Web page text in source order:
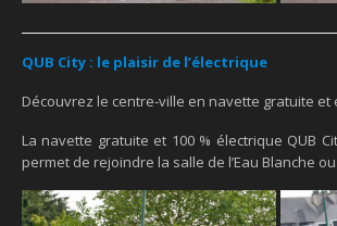
QUB City : le plaisir de l’électrique
Découvrez le centre-ville en navette gratuite et
La navette gratuite et 100 % électrique QUB
permet de rejoindre la salle de l’Eau Blanche